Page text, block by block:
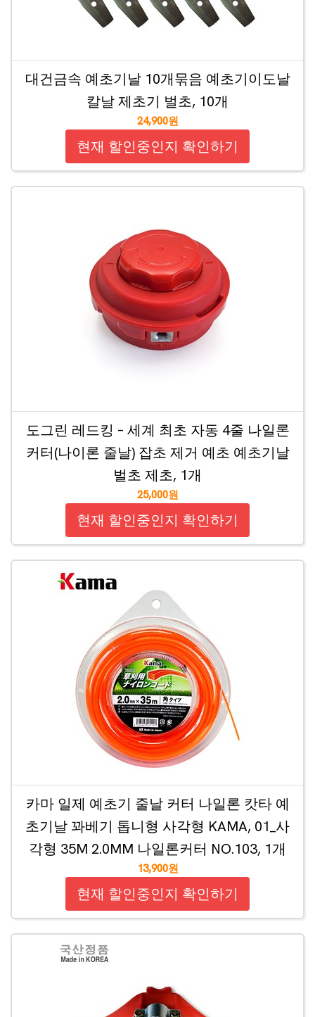
대건금속 예초기날 10개묶음 예초기이도날
칼날 제초기 벌초, 10개
24,900원
현재 할인중인지 확인하기
도그린 레드킹 – 세계 최초 자동 4줄 나일론
커터(나이론 줄날) 잡초 제거 예초 예초기날
벌초 제초, 1개
25,000원
현재 할인중인지 확인하기
카마 일제 예초기 줄날 커터 나일론 캇타 예
초기날 꽈베기 톱니형 사각형 KAMA, 01_사
각형 35M 2.0MM 나일론커터 NO.103, 1개
13,900원
현재 할인중인지 확인하기